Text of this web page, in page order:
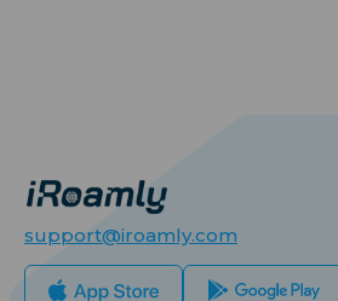
support@iroamly.com